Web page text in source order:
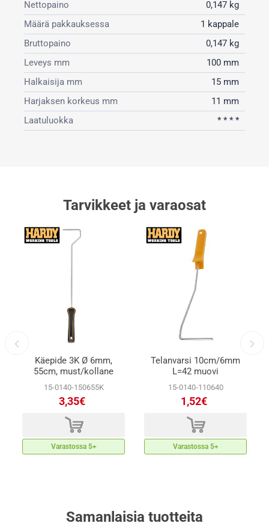
Nettopaino
0,147 kg
Määrä pakkauksessa
1 kappale
Bruttopaino
0,147 kg
Leveys mm
100 mm
Halkaisija mm
15 mm
Harjaksen korkeus mm
11 mm
Laatuluokka
* * * *
Tarvikkeet ja varaosat
Käepide 3K Ø 6mm,
55cm, must/kollane
15-0140-150655K
3,35€
d
Varastossa 5+
Telanvarsi 10cm/6mm
L=42 muovi
15-0140-110640
1,52€
d
Varastossa 5+
Samanlaisia ​​tuotteita